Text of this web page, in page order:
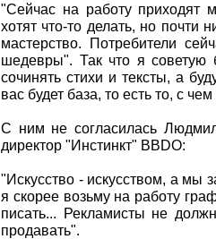
"Сейчас на работу приходят
хотят что-то делать, но почти
мастерство. Потребители
шедевры". Так что я советую
сочинять стихи и тексты, а
вас будет база, то есть то, с
С ним не согласилась
директор "Инстинкт" BBDO:
"Искусство - искусством, а мы
я скорее возьму на работу
писать... Рекламисты не
продавать".